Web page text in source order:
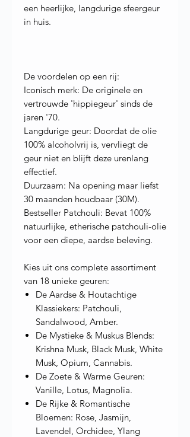
een heerlijke, langdurige sfeergeur
in huis.
De voordelen op een rij:
Iconisch merk: De originele en
vertrouwde 'hippiegeur' sinds de
jaren '70.
Langdurige geur: Doordat de olie
100% alcoholvrij is, vervliegt de
geur niet en blijft deze urenlang
effectief.
Duurzaam: Na opening maar liefst
30 maanden houdbaar (30M).
Bestseller Patchouli: Bevat 100%
natuurlijke, etherische patchouli-olie
voor een diepe, aardse beleving.
Kies uit ons complete assortiment
van 18 unieke geuren:
De Aardse & Houtachtige
Klassiekers: Patchouli,
Sandalwood, Amber.
De Mystieke & Muskus Blends:
Krishna Musk, Black Musk, White
Musk, Opium, Cannabis.
De Zoete & Warme Geuren:
Vanille, Lotus, Magnolia.
De Rijke & Romantische
Bloemen: Rose, Jasmijn,
Lavendel, Orchidee, Ylang